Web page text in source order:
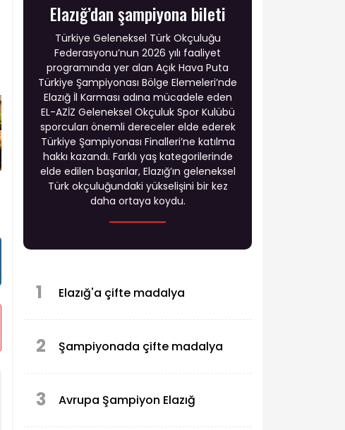
Elazığ’dan şampiyona bileti
Türkiye Geleneksel Türk Okçuluğu
Federasyonu’nun 2026 yılı faaliyet
programında yer alan Açık Hava Puta
Türkiye Şampiyonası Bölge Elemeleri’nde
Elazığ İl Karması adına mücadele eden
EL-AZİZ Geleneksel Okçuluk Spor Kulübü
sporcuları önemli dereceler elde ederek
Türkiye Şampiyonası Finalleri’ne katılma
hakkı kazandı. Farklı yaş kategorilerinde
elde edilen başarılar, Elazığ’ın geleneksel
Türk okçuluğundaki yükselişini bir kez
daha ortaya koydu.
1 Elazığ'a çifte madalya
2 Şampiyonada çifte madalya
3 Avrupa Şampiyon Elazığ